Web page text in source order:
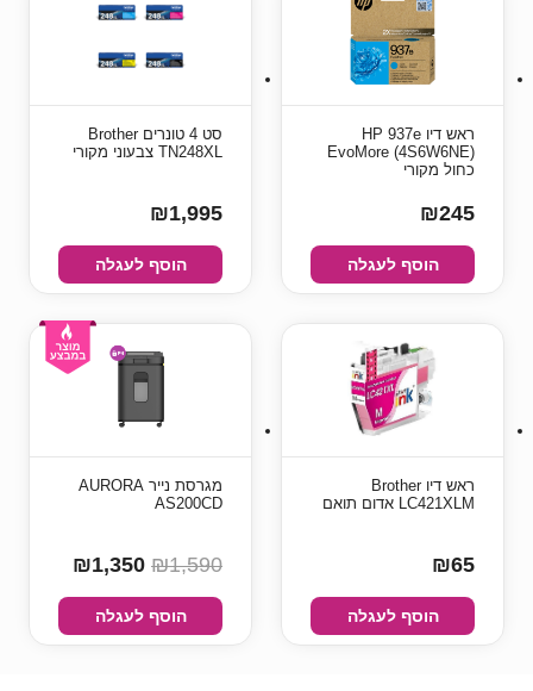
ראש דיו HP 937e
EvoMore (4S6W6NE)
כחול מקורי
₪245
הוסף לעגלה
סט 4 ‏טונרים Brother
TN248XL צבעוני מקורי
₪1,995
הוסף לעגלה
ראש דיו Brother
LC421XLM אדום תואם
₪65
הוסף לעגלה
מגרסת נייר AURORA
AS200CD
₪1,590
הוסף לעגלה